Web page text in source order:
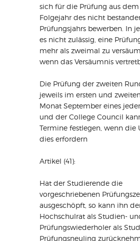
sich für die Prüfung aus
Folgejahr des nicht
Prüfungsjahrs bewerben. In
es nicht zulässig, eine
mehr als zweimal zu
wenn das Versäumnis
Die Prüfung der zweiten
jeweils im ersten und
Monat September eines
und der College Council
Termine festlegen, wenn die
dies erfordern
Artikel (41):
Hat der Studierende die
vorgeschriebenen
ausgeschöpft, so kann ihn
Hochschulrat als Studien-
Prüfungswiederholer als
Prüfungsneuling